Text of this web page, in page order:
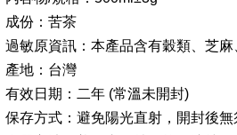
成份：苦茶
過敏原資訊：本產品含有穀類、芝
產地：台灣
有效日期：二年 (常溫未開封)
保存方式：避免陽光直射，開封後